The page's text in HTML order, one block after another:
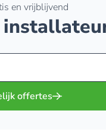
en vrijblijvend
offertes